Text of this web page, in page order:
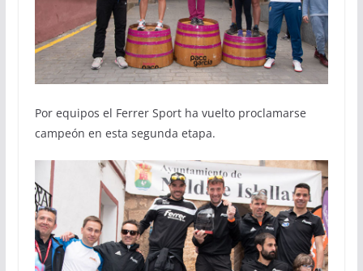
Por equipos el Ferrer Sport ha vuelto proclamarse
campeón en esta segunda etapa.